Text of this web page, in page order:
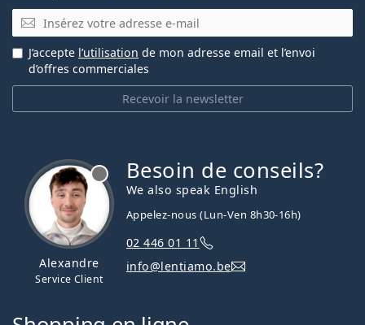
E-mail
Recevoir la newsletter
J’accepte l’utilisation de mon adresse email et l’envoi
d’offres commerciales
Alexandre
Service Client
Besoin de conseils?
We also speak English
Appelez-nous (Lun-Ven 8h30-16h)
02 446 01 11
info@lentiamo.be